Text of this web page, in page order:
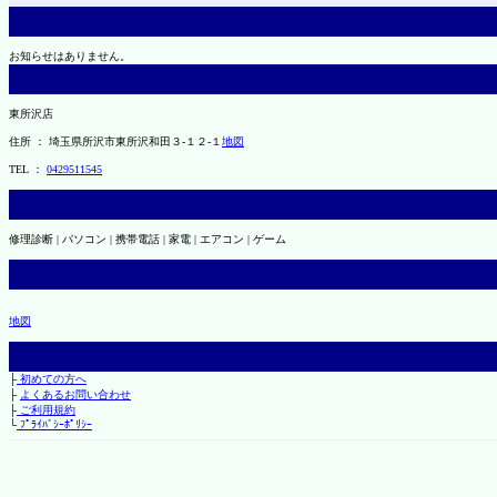
お知らせはありません。
東所沢店
住所 ： 埼玉県所沢市東所沢和田３-１２-１ 地図
TEL ： 0429511545
修理診断 | パソコン | 携帯電話 | 家電 | エアコン | ゲーム
地図
├初めての方へ
├ よくあるお問い合わせ
├ご利用規約
└ﾌﾟﾗｲﾊﾞｼｰﾎﾟﾘｼｰ